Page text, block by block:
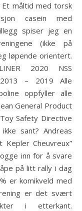
Et måltid med torsk
casein med
spiser jeg en
(ikke på
løpende orientert.
2020 NSS
2013 – 2019 Alle
oppfyller alle
General Product
Safety Directive
sant? Andreas
Kepler Cheuvreux”
inn for å svare
på litt rally i dag
er komikveld med
er det svært
i etterkant.